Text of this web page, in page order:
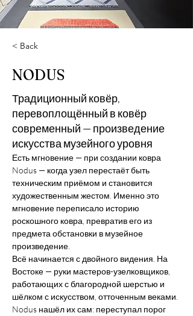
< Back
NODUS
Традиционный ковёр,
перевоплощённый в ковёр
современный — произведение
искусства музейного уровня
Есть мгновение — при создании ковра
Nodus — когда узел перестаёт быть
техническим приёмом и становится
художественным жестом. Именно это
мгновение переписало историю
роскошного ковра, превратив его из
предмета обстановки в музейное
произведение.
Всё начинается с двойного видения. На
Востоке — руки мастеров-узелковщиков,
работающих с благородной шерстью и
шёлком с искусством, отточенным веками.
Nodus нашёл их сам: переступал порог